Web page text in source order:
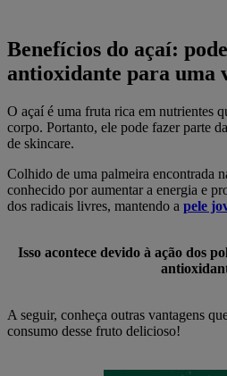
Benefícios do açaí:
antioxidante para uma
O açaí é uma fruta rica em nutrientes
corpo. Portanto, ele pode fazer parte
de skincare.
Colhido de uma palmeira encontrada
conhecido por aumentar a energia e
dos radicais livres, mantendo a pele
Isso acontece devido à ação dos
A seguir, conheça outras vantagens
consumo desse fruto delicioso!